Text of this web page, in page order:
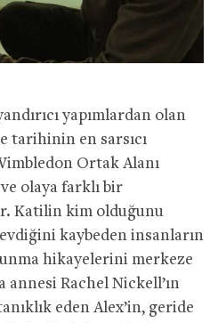
yapımlardan olan
tarihinin en sarsıcı
Ortak Alanı
olaya farklı bir
Katilin kim olduğunu
kaybeden insanların
hikayelerini merkeze
annesi Rachel Nickell’ın
eden Alex’in, geride